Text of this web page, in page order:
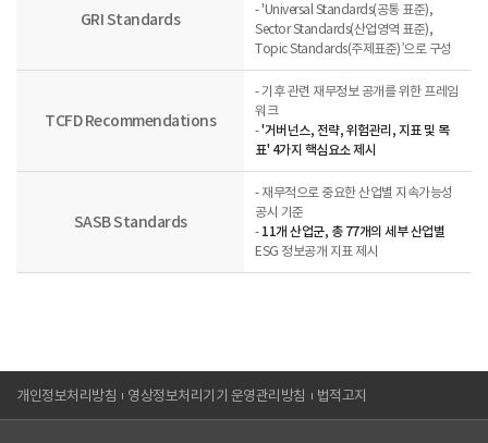
GRI Standards
- 'Universal Standards(공통 표준),
Sector Standards(산업영역 표준),
Topic Standards(주제표준)’으로 구성
TCFD Recommendations
- 기후 관련 재무정보 공개를 위한 프레임
워크
-'거버넌스, 전략, 위험관리, 지표 및 목
표' 4가지 핵심요소 제시
SASB Standards
- 재무적으로 중요한 산업별 지속가능성
공시 기준
- 11개 산업군, 총 77개의 세부 산업별
ESG 정보공개 지표 제시
개인정보처리방침 영상정보처리기기 운영관리방침 법적고지